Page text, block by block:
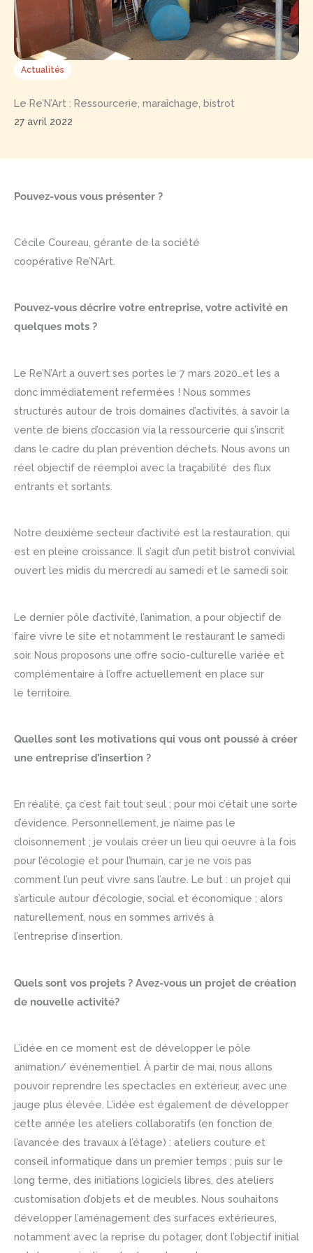
Actualités
Le Re’N’Art : Ressourcerie, maraîchage, bistrot
27 avril 2022
Pouvez-vous vous présenter ?
Cécile Coureau, gérante de la société
coopérative Re’N’Art.
Pouvez-vous décrire votre entreprise, votre activité en
quelques mots ?
Le Re’N’Art a ouvert ses portes le 7 mars 2020…et les a
donc immédiatement refermées ! Nous sommes
structurés autour de trois domaines d’activités, à savoir la
vente de biens d’occasion via la ressourcerie qui s’inscrit
dans le cadre du plan prévention déchets. Nous avons un
réel objectif de réemploi avec la traçabilité des flux
entrants et sortants.
Notre deuxième secteur d’activité est la restauration, qui
est en pleine croissance. Il s’agit d’un petit bistrot convivial
ouvert les midis du mercredi au samedi et le samedi soir.
Le dernier pôle d’activité, l’animation, a pour objectif de
faire vivre le site et notamment le restaurant le samedi
soir. Nous proposons une offre socio-culturelle variée et
complémentaire à l’offre actuellement en place sur
le territoire.
Quelles sont les motivations qui vous ont poussé à créer
une entreprise d’insertion ?
En réalité, ça c’est fait tout seul ; pour moi c’était une sorte
d’évidence. Personnellement, je n’aime pas le
cloisonnement ; je voulais créer un lieu qui oeuvre à la fois
pour l’écologie et pour l’humain, car je ne vois pas
comment l’un peut vivre sans l’autre. Le but : un projet qui
s’articule autour d’écologie, social et économique ; alors
naturellement, nous en sommes arrivés à
l’entreprise d’insertion.
Quels sont vos projets ? Avez-vous un projet de création
de nouvelle activité?
L’idée en ce moment est de développer le pôle
animation/ événementiel. À partir de mai, nous allons
pouvoir reprendre les spectacles en extérieur, avec une
jauge plus élevée. L’idée est également de développer
cette année les ateliers collaboratifs (en fonction de
l’avancée des travaux à l’étage) : ateliers couture et
conseil informatique dans un premier temps ; puis sur le
long terme, des initiations logiciels libres, des ateliers
customisation d’objets et de meubles. Nous souhaitons
développer l’aménagement des surfaces extérieures,
notamment avec la reprise du potager, dont l’objectif initial